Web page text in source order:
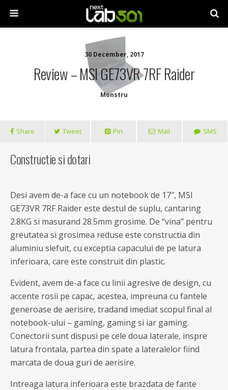
30 December, 2017
Review – MSI GE73VR 7RF Raider
Monstru
Share Tweet Pin Mail SMS
Constructie si dotari
Desi avem de-a face cu un notebook de 17″, MSI
GE73VR 7RF Raider este destul de suplu, cantaring
2.8KG si masurand 28.5mm grosime. De “vina” pentru
greutatea si grosimea reduse este constructia din
aluminiu slefuit, cu exceptia capacului de pe latura
inferioara, care este construit din plastic.
Evident, avem de-a face cu linii agresive de design, cu
accente rosii pe capac, acestea, impreuna cu fantele
generoase de aerisire, tradand imediat scopul final al
notebook-ului – gaming, gaming si iar gaming.
Conectorii sunt dispusi pe cele doua laterale, inspre
latura frontala, partea din spate a lateralelor fiind
marcata de doua guri de aerisire.
Intreaga latura inferioara este brazdata de fante